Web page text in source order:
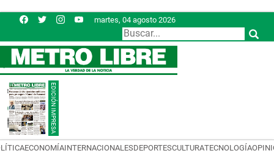
martes, 04 agosto 2026
ECONOMÍAINTERNACIONALESDEPORTESCULTURATECNOLOGÍA